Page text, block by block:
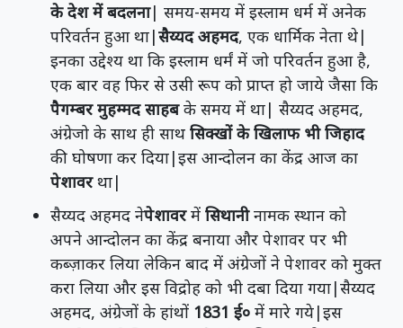
के देश में बदलना| समय-समय में इस्लाम धर्म में अनेक
परिवर्तन हुआ था|सैय्यद अहमद, एक धार्मिक नेता थे|
इनका उद्देश्य था कि इस्लाम धर्मं में जो परिवर्तन हुआ है,
एक बार वह फिर से उसी रूप को प्राप्त हो जाये जैसा कि
पैगम्बर मुहम्मद साहबके समय में था| सैय्यद अहमद,
अंग्रेजो के साथ ही साथ सिक्खों के खिलाफ भी जिहाद
की घोषणा कर दिया|इस आन्दोलन का केंद्र आज का
पेशावरथा|
सैय्यद अहमद नेपेशावरमें सिथानीनामक स्थान को
अपने आन्दोलन का केंद्र बनाया और पेशावर पर भी
कब्ज़ाकर लिया लेकिन बाद में अंग्रेजों ने पेशावर को मुक्त
करा लिया और इस विद्रोह को भी दबा दिया गया|सैय्यद
अहमद, अंग्रेजों के हांथों 1831 ई० में मारे गये|इस